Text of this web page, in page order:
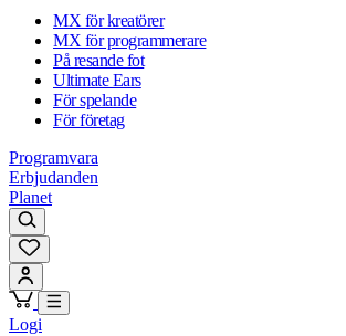
MX för kreatörer
MX för programmerare
På resande fot
Ultimate Ears
För spelande
För företag
Programvara
Erbjudanden
Planet
Logi